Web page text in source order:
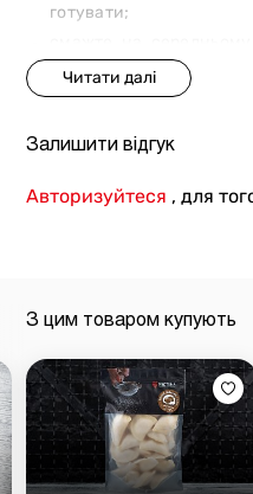
готувати;
хв. Якщо
знадобиться 2-5 хв.
Залишити відгук
Авторизуйтеся , для
З цим товаром купують